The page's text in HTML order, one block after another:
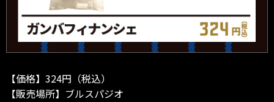
【価格】324円（税込）
【販売場所】ブルスパジオ